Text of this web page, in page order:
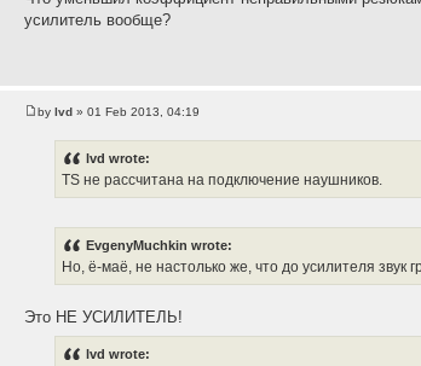
усилитель вообще?
bylvd » 01 Feb 2013, 04:19
lvd wrote:
TS не рассчитана на подключение наушников.
EvgenyMuchkin wrote:
Но, ё-маё, не настолько же, что до усилителя звук
Это НЕ УСИЛИТЕЛЬ!
lvd wrote: